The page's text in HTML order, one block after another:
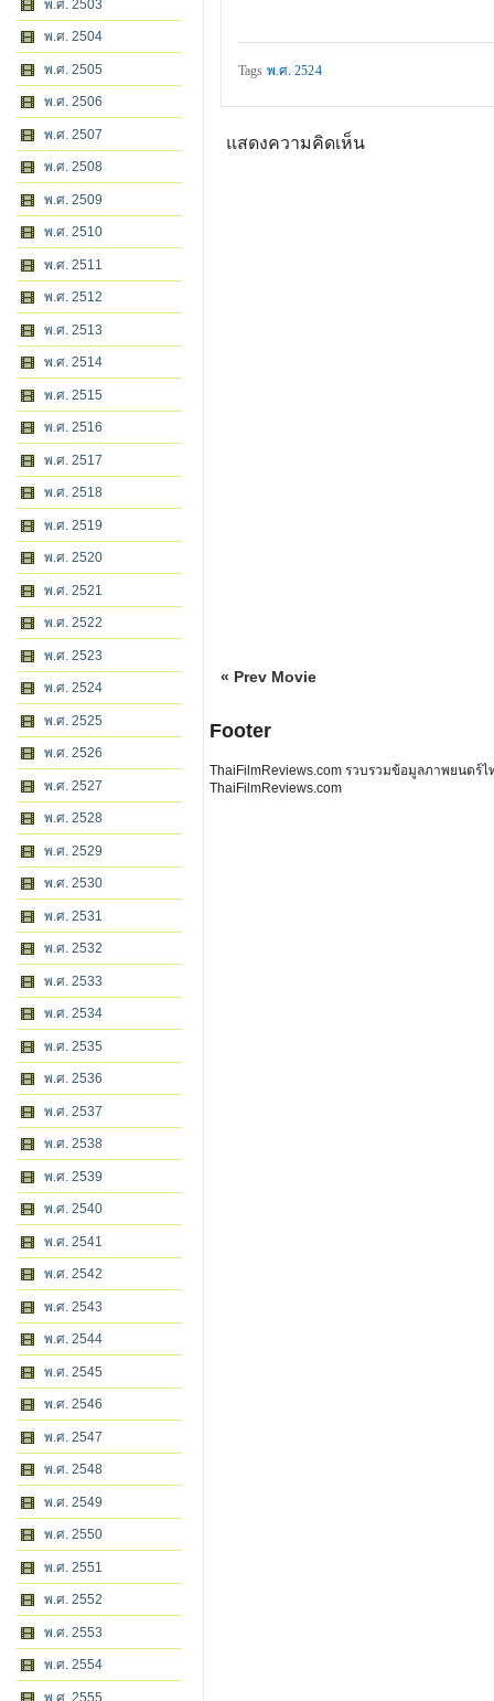
พ.ศ. 2503
พ.ศ. 2504
พ.ศ. 2505
พ.ศ. 2506
พ.ศ. 2507
พ.ศ. 2508
พ.ศ. 2509
พ.ศ. 2510
พ.ศ. 2511
พ.ศ. 2512
พ.ศ. 2513
พ.ศ. 2514
พ.ศ. 2515
พ.ศ. 2516
พ.ศ. 2517
พ.ศ. 2518
พ.ศ. 2519
พ.ศ. 2520
พ.ศ. 2521
พ.ศ. 2522
พ.ศ. 2523
พ.ศ. 2524
พ.ศ. 2525
พ.ศ. 2526
พ.ศ. 2527
พ.ศ. 2528
พ.ศ. 2529
พ.ศ. 2530
พ.ศ. 2531
พ.ศ. 2532
พ.ศ. 2533
พ.ศ. 2534
พ.ศ. 2535
พ.ศ. 2536
พ.ศ. 2537
พ.ศ. 2538
พ.ศ. 2539
พ.ศ. 2540
พ.ศ. 2541
พ.ศ. 2542
พ.ศ. 2543
พ.ศ. 2544
พ.ศ. 2545
พ.ศ. 2546
พ.ศ. 2547
พ.ศ. 2548
พ.ศ. 2549
พ.ศ. 2550
พ.ศ. 2551
พ.ศ. 2552
พ.ศ. 2553
พ.ศ. 2554
พ.ศ. 2555
Tags พ.ศ. 2524
แสดงความคิดเห็น
« Prev Movie
Footer
ThaiFilmReviews.com รวบรวมข้อมูลภาพยนตร์
ThaiFilmReviews.com